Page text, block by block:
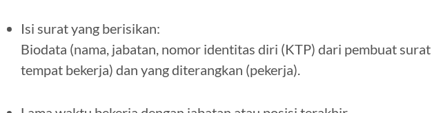
Isi surat yang berisikan:
Biodata (nama, jabatan, nomor identitas diri (KTP) dari pembuat
tempat bekerja) dan yang diterangkan (pekerja).